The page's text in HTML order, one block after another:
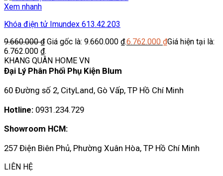
Xem nhanh
Khóa điện tử Imundex 613.42.203
9.660.000₫ Giá gốc là: 9.660.000 ₫.6.762.000 ₫Giá hiện tại là:
6.762.000 ₫.
KHANG QUÂN HOME VN
Đại Lý Phân Phối Phụ Kiện Blum
60 Đường số 2, CityLand, Gò Vấp, TP Hồ Chí Minh
Hotline: 0931.234.729
Showroom HCM:
257 Điện Biên Phủ, Phường Xuân Hòa, TP Hồ Chí Minh
LIÊN HỆ